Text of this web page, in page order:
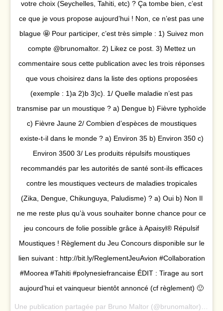
votre choix (Seychelles, Tahiti, etc) ? Ça tombe bien, c’est
ce que je vous propose aujourd’hui ! Non, ce n’est pas une
blague 🤩 Pour participer, c’est très simple : 1) Suivez mon
compte @brunomaltor. 2) Likez ce post. 3) Mettez un
commentaire sous cette publication avec les trois réponses
que vous choisirez dans la liste des options proposées
(exemple : 1)a 2)b 3)c). 1/ Quelle maladie n’est pas
transmise par un moustique ? a) Dengue b) Fièvre typhoïde
c) Fièvre Jaune 2/ Combien d’espèces de moustiques
existe-t-il dans le monde ? a) Environ 35 b) Environ 350 c)
Environ 3500 3/ Les produits répulsifs moustiques
recommandés par les autorités de santé sont-ils efficaces
contre les moustiques vecteurs de maladies tropicales
(Zika, Dengue, Chikunguya, Paludisme) ? a) Oui b) Non Il
ne me reste plus qu’à vous souhaiter bonne chance pour ce
jeu concours de folie possible grâce à Apaisyl® Répulsif
Moustiques ! Règlement du Jeu Concours disponible sur le
lien suivant : http://bit.ly/ReglementJeuAvion #Collaboration
#Moorea #Tahiti #polynesiefrancaise ÉDIT : Tirage au sort
aujourd’hui et vainqueur bientôt annoncé (cf règlement) 🙂
Une publication partagée par Bruno Maltor (@brunomaltor) le